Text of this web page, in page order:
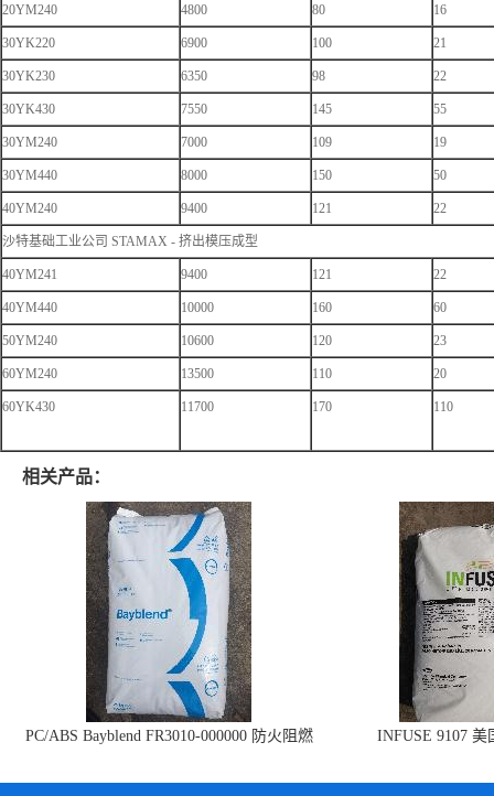
20YM240 4800 80 16
30YK220 6900 100 21
30YK230 6350 98 22
30YK430 7550 145 55
30YM240 7000 109 19
30YM440 8000 150 50
40YM240 9400 121 22
沙特基础工业公司 STAMAX - 挤出模压成型
40YM241 9400 121 22
40YM440 10000 160 60
50YM240 10600 120 23
60YM240 13500 110 20
60YK430 11700 170 110
相关产品：
PC/ABS Bayblend FR3010-000000 防火阻燃
INFUSE 9107 美